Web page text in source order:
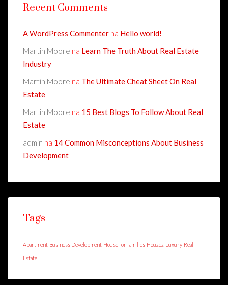
Recent Comments
A WordPress Commenter na Hello world!
Martin Moore na Learn The Truth About Real Estate
Industry
Martin Moore na The Ultimate Cheat Sheet On Real
Estate
Martin Moore na 15 Best Blogs To Follow About Real
Estate
admin na 14 Common Misconceptions About Business
Development
Tags
Apartment Business Development House for families Houzez Luxury Real
Estate